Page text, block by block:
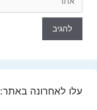
עלו לאחרונה באתר: